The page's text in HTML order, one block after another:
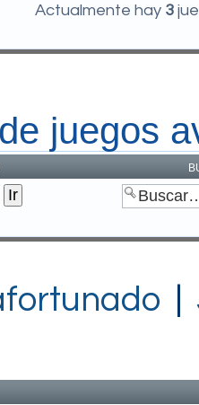
Actualmente hay 3
juegos